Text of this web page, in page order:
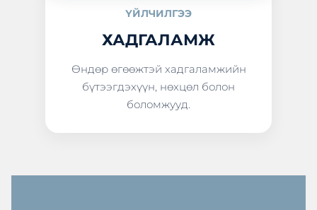
ҮЙЛЧИЛГЭЭ
ХАДГАЛАМЖ
Өндөр өгөөжтэй хадгаламжийн
бүтээгдэхүүн, нөхцөл болон
боломжууд.